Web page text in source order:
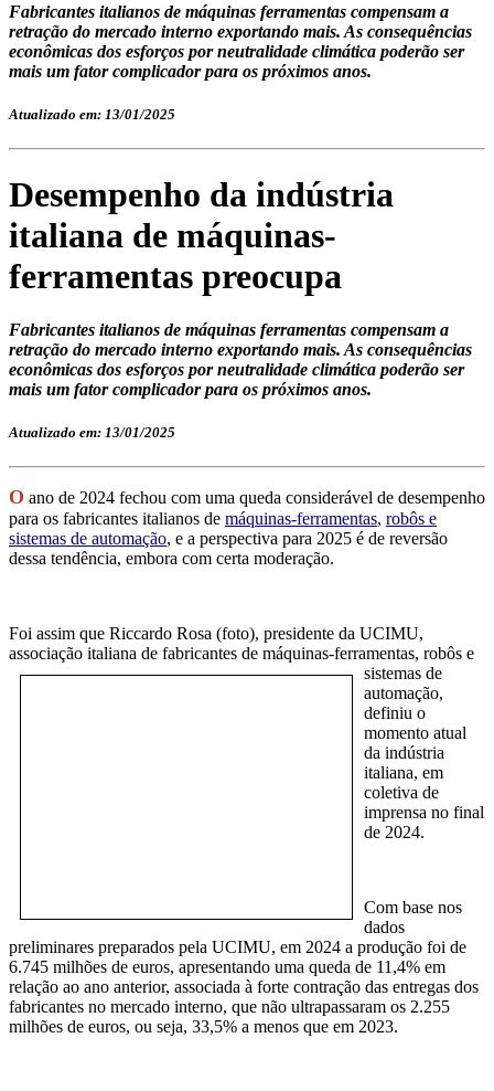
Fabricantes italianos de máquinas ferramentas compensam a
retração do mercado interno exportando mais. As consequências
econômicas dos esforços por neutralidade climática poderão ser
mais um fator complicador para os próximos anos.
Atualizado em: 13/01/2025
Desempenho da indústria
italiana de máquinas-
ferramentas preocupa
Fabricantes italianos de máquinas ferramentas compensam a
retração do mercado interno exportando mais. As consequências
econômicas dos esforços por neutralidade climática poderão ser
mais um fator complicador para os próximos anos.
Atualizado em: 13/01/2025
O ano de 2024 fechou com uma queda considerável de desempenho
para os fabricantes italianos de máquinas-ferramentas, robôs e
sistemas de automação, e a perspectiva para 2025 é de reversão
dessa tendência, embora com certa moderação.
Foi assim que Riccardo Rosa (foto), presidente da UCIMU,
associação italiana de fabricantes de máquinas-ferramentas, robôs e
sistemas de
automação,
definiu o
momento atual
da indústria
italiana, em
coletiva de
imprensa no final
de 2024.
Com base nos
dados
preliminares preparados pela UCIMU, em 2024 a produção foi de
6.745 milhões de euros, apresentando uma queda de 11,4% em
relação ao ano anterior, associada à forte contração das entregas dos
fabricantes no mercado interno, que não ultrapassaram os 2.255
milhões de euros, ou seja, 33,5% a menos que em 2023.